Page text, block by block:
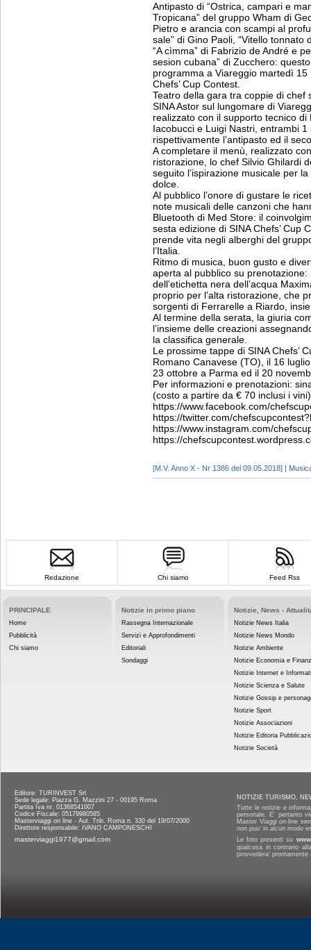
Antipasto di “Ostrica, campari e
Tropicana” del gruppo Wham di
Pietro e arancia con scampi al
sale” di Gino Paoli, “Vitello
“A cìmma” di Fabrizio de André e
sesion cubana” di Zucchero:
programma a Viareggio martedì
Chefs’ Cup Contest.
Teatro della gara tra coppie di chef
SINA Astor sul lungomare di
realizzato con il supporto tecnico
Iacobucci e Luigi Nastri, entrambi
rispettivamente l’antipasto ed il
A completare il menù, realizzato
ristorazione, lo chef Silvio Ghilardi
seguito l’ispirazione musicale per
dolce.
Al pubblico l’onore di gustare le
note musicali delle canzoni che
Bluetooth di Med Store: il
sesta edizione di SINA Chefs’ Cup
prende vita negli alberghi del
l’Italia.
Ritmo di musica, buon gusto e
aperta al pubblico su prenotazione:
dell’etichetta nera dell’acqua
proprio per l’alta ristorazione, che
sorgenti di Ferrarelle a Riardo,
Al termine della serata, la giuria
l’insieme delle creazioni
la classifica generale.
Le prossime tappe di SINA Chefs’
Romano Canavese (TO), il 16
23 ottobre a Parma ed il 20
Per informazioni e prenotazioni:
(costo a partire da € 70 inclusi i vini)
https://www.facebook.com/
https://twitter.com/
https://www.instagram.com/
https://
[M.V. Anno X - Nr 1386 del 09.05.2018] |
Redazione Chi siamo Feed Rss
PRINCIPALE
Home
Pubblicità
Chi siamo
Notizie in primo piano
Rassegna Internazionale
Servizi e Approfondimenti
Editoriali
Sondaggi
Notizie, News -
Notizie News Italia
Notizie News Mondo
Notizie Ambiente
Notizie Economia e
Notizie Internet e
Notizie Scienza e Salute
Notizie Gossip e
Notizie Sport
Notizie Associazioni
Notizie Editoria
Notizie Società
Editore: TURINVEST Srl
Sede legale: Piazza G. Mazzini 27 - 00195 Roma
Partita Iva nr. 01368541007
Codice Fiscale: 05179980585
Masterviaggi on line - Aut. Trib. Roma n. 330 del 19/07/2000
Direttore responsabile: IVANO CAMPONESCHI
masterviaggi1977@gmail.com
NOTIZIE TURISMO,
Tutte le notizie e
personale. E' pertanto
Master Viaggi on-line
non puo' in alcun modo
Le foto presenti su
qualcosa in contrario
provvedera'